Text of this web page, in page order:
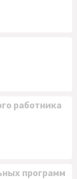
работника
программ